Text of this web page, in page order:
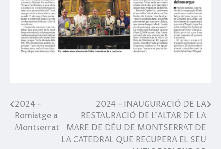
Post
navigation
2024 –
Romiatge a
Montserrat
2024 – INAUGURACIÓ DE LA
RESTAURACIÓ DE L’ALTAR DE LA
MARE DE DÉU DE MONTSERRAT DE
LA CATEDRAL QUE RECUPERA EL SEU